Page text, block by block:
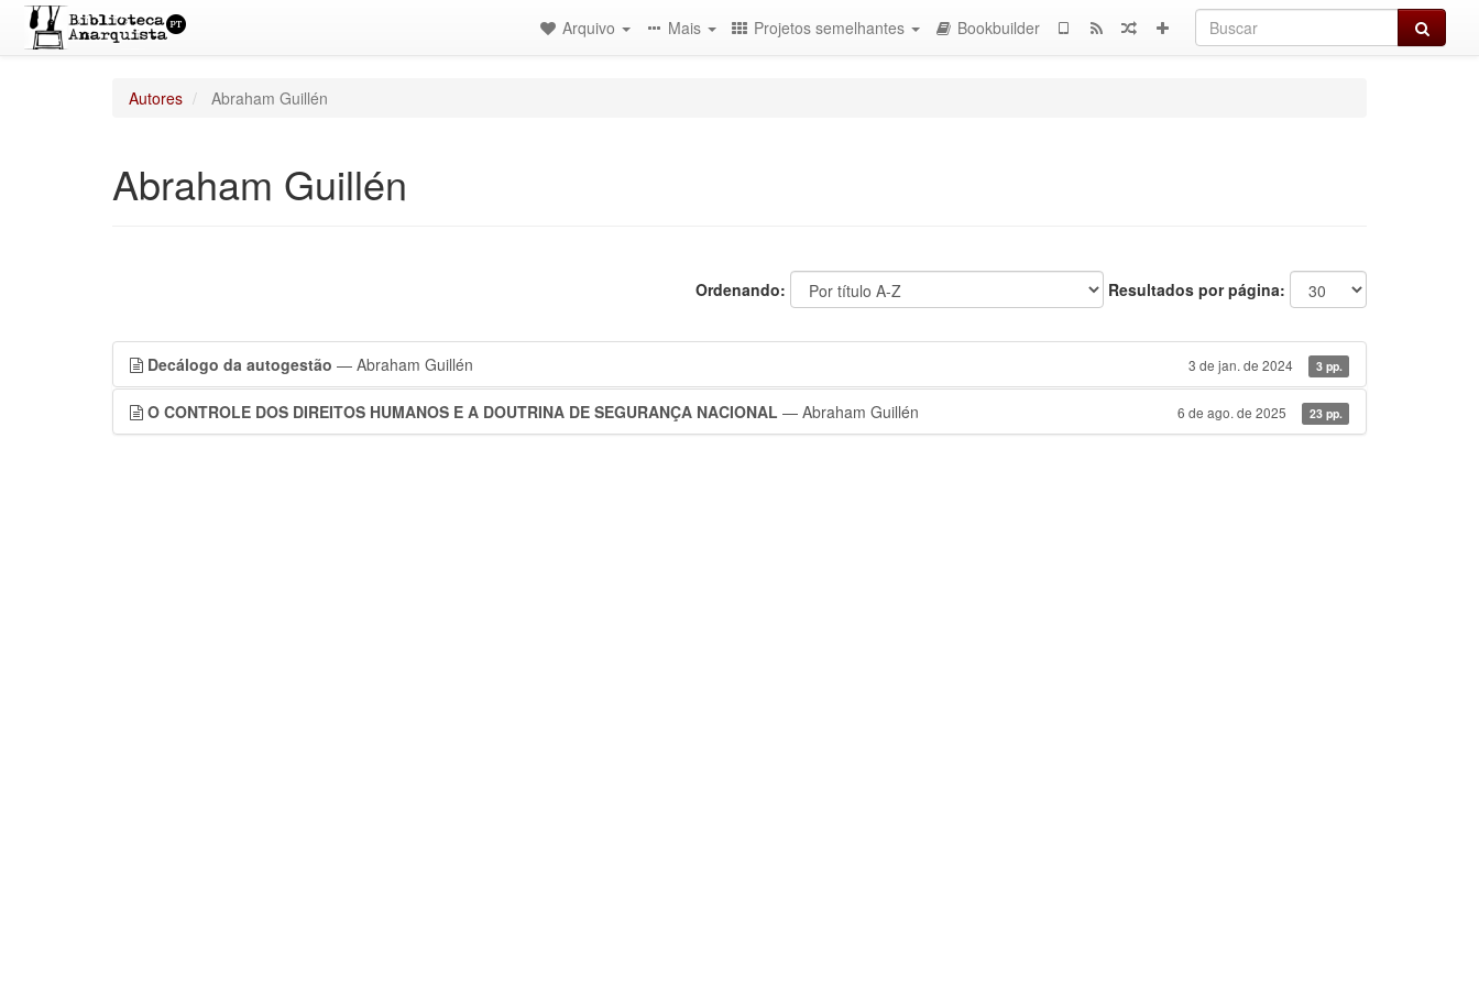
Buscar
Arquivo Mais Projetos semelhantes Bookbuilder
Autores Abraham Guillén
Abraham Guillén
Ordenando: Resultados por página:
Decálogo da autogestão — Abraham Guillén 3 de jan. de 2024 3 pp.
O CONTROLE DOS DIREITOS HUMANOS E A DOUTRINA DE SEGURANÇA NACIONAL — Abraham Guillén 6 de ago. de 2025 23 pp.